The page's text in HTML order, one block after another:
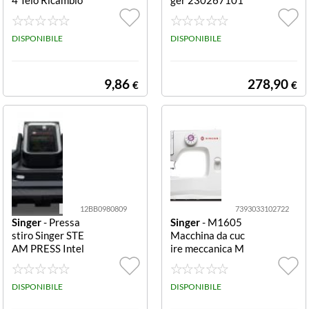
X Pressa Stiro T
elo Ricambio X
Pressa Stiro
DISPONIBILE
9,86 €
TAGLIA E CUCI
S0105 White S0
105
DISPONIBILE
278,90 €
12BB0980809
Singer- Pressa
stiro Singer STE
AM PRESS Intel
ligent 2.0 Grey
e Black Intellige
nt 2.0
DISPONIBILE
7393033102722
Singer- M1605
Macchina da cuc
ire meccanica M
acchina da cucir
e meccanica M1
605, 6 punti, aso
DISPONIBILE